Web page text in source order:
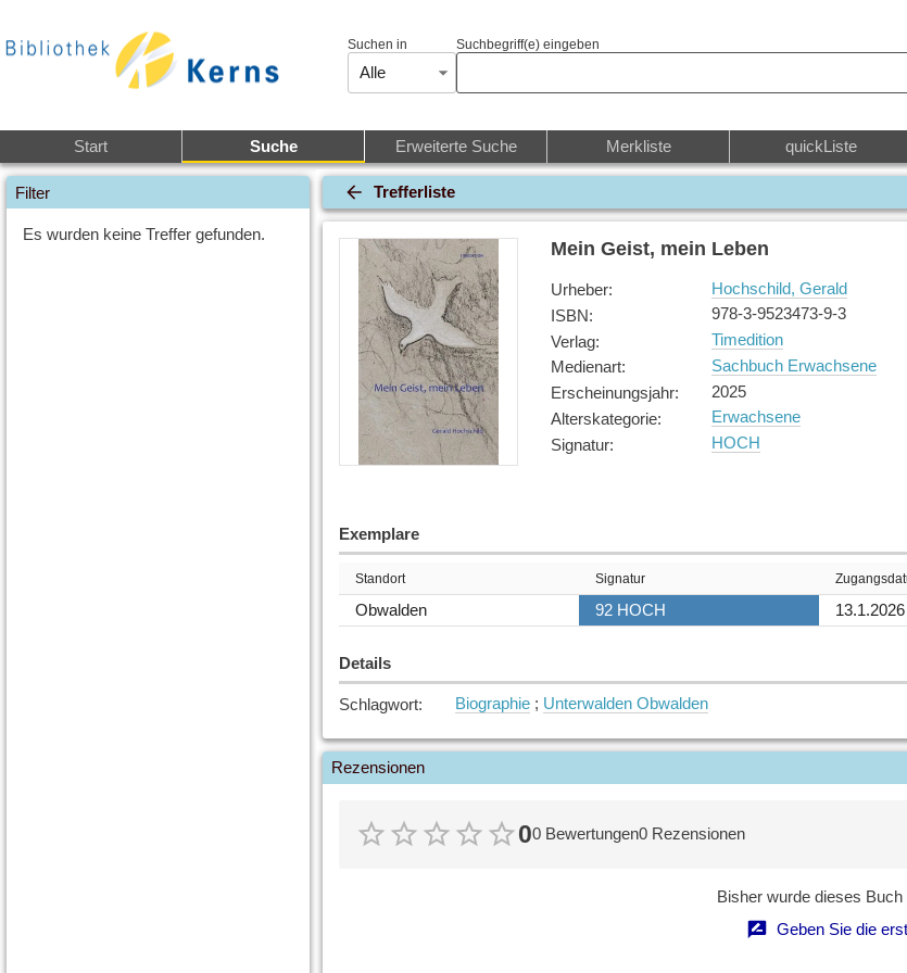
Suchen in
Alle
Suchbegriff(e) eingeben
Start Suche Erweiterte Suche Merkliste quickListe
Filter
Es wurden keine Treffer gefunden.
Trefferliste
Mein Geist, mein Leben
Urheber:
Hochschild, Gerald
ISBN:
978-3-9523473-9-3
Verlag:
Timedition
Medienart:
Sachbuch Erwachsene
Erscheinungsjahr:
2025
Alterskategorie:
Erwachsene
Signatur: HOCH
Exemplare
Standort Signatur
Obwalden 92 HOCH 13.1.2026
Details
Schlagwort: Biographie ; Unterwalden Obwalden
Rezensionen
00 Bewertungen0 Rezensionen
Bisher wurde dieses
Geben Sie die